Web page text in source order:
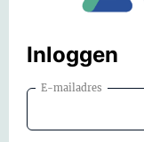
Inloggen
E-mailadres